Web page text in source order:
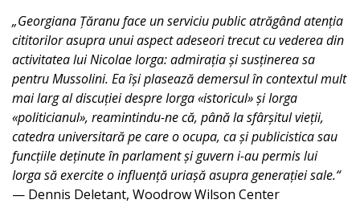
„Georgiana Țăranu face un serviciu public atrăgând atenția
cititorilor asupra unui aspect adeseori trecut cu vederea din
activitatea lui Nicolae Iorga: admirația și susținerea sa
pentru Mussolini. Ea își plasează demersul în contextul mult
mai larg al discuției despre Iorga «istoricul» și Iorga
«politicianul», reamintindu-ne că, până la sfârșitul vieții,
catedra universitară pe care o ocupa, ca și publicistica sau
funcțiile deținute în parlament și guvern i-au permis lui
Iorga să exercite o influență uriașă asupra generației sale.“
— Dennis Deletant, Woodrow Wilson Center